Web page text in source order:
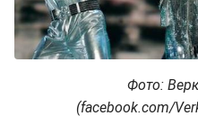
Фото:
(facebook.com/